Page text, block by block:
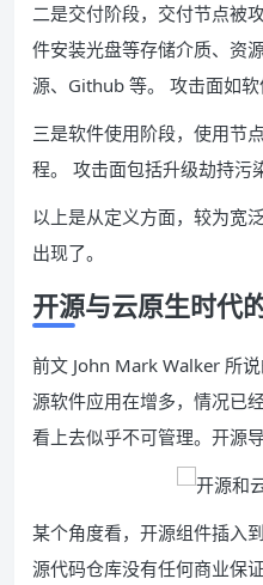
二是交付阶段，交付节点被
件安装光盘等存储介质、资
源、Github 等。 攻击面如软
三是软件使用阶段，使用节
程。 攻击面包括升级劫持污
以上是从定义方面，较为宽
出现了。
开源与云原生时代
前文 John Mark Walker 所
源软件应用在增多，情况已
看上去似乎不可管理。开源
某个角度看，开源组件插入
源代码仓库没有任何商业保